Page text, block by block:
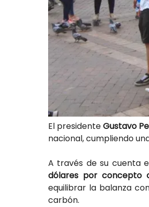
El presidenteGustavo
nacional, cumpliendo
A través de su cuenta
dólares por concepto
equilibrar la balanza
carbón.